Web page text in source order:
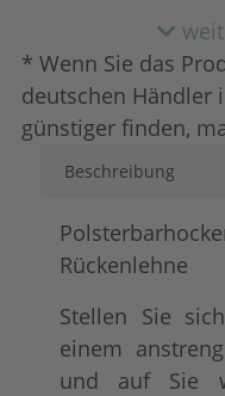
Micorfaser
+ 34,00 €
* Wenn Sie das
deutschen Händler
günstiger finden,
Beschreibung
Rückenlehne
Stellen Sie
einem
und auf Sie